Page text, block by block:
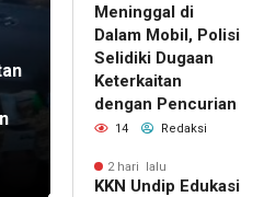
Meninggal di
Dalam Mobil, Polisi
Selidiki Dugaan
Keterkaitan
dengan Pencurian
14 Redaksi
2 hari lalu
KKN Undip Edukasi